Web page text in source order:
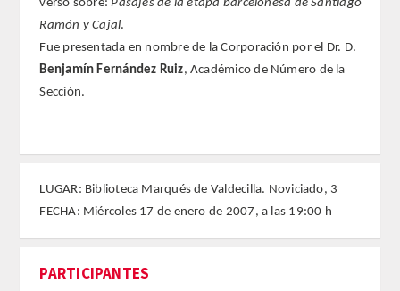
ACADÉMICOS
SECCIONES
HUMANIDADES
MEDICINA
versó sobre:Pasajes de la etapa barcelonesa de Santiago
Ramón y Cajal.
Fue presentada en nombre de la Corporación por el Dr. D.
Benjamín Fernández Ruiz, Académico de Número de la
Sección.
LUGAR: Biblioteca Marqués de Valdecilla. Noviciado, 3
FECHA: Miércoles 17 de enero de 2007, a las 19:00 h
PARTICIPANTES